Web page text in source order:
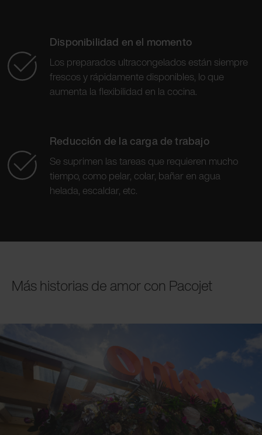
Disponibilidad en el momento
Los preparados ultracongelados están siempre
frescos y rápidamente disponibles, lo que
aumenta la flexibilidad en la cocina.
Reducción de la carga de trabajo
Se suprimen las tareas que requieren mucho
tiempo, como pelar, colar, bañar en agua
helada, escaldar, etc.
Más historias de amor con Pacojet